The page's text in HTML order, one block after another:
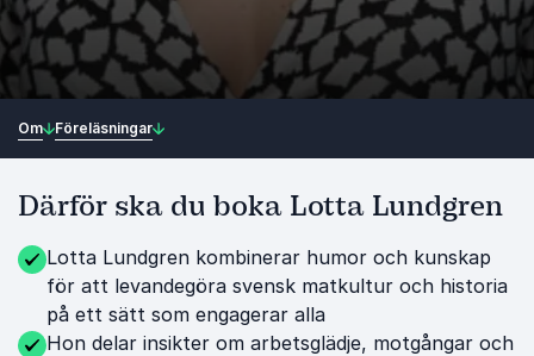
Om Föreläsningar
Därför ska du boka Lotta Lundgren
Lotta Lundgren kombinerar humor och kunskap
för att levandegöra svensk matkultur och historia
på ett sätt som engagerar alla
Hon delar insikter om arbetsglädje, motgångar och